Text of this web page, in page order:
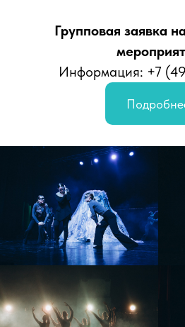
Групповая заявка
Информация: +7